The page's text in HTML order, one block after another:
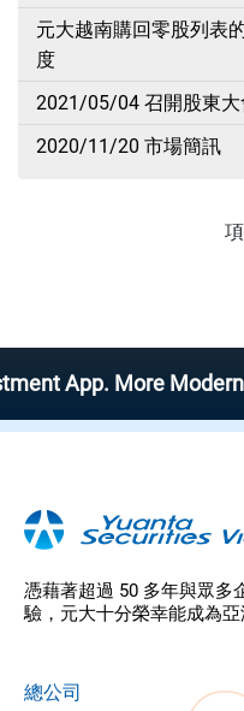
元大越南購回零股列表
度
2021/05/04 召開股東大
2020/11/20 市場簡訊
More Modern –
憑藉著超過 50 多年與眾多
驗，元大十分榮幸能成為亞
總公司